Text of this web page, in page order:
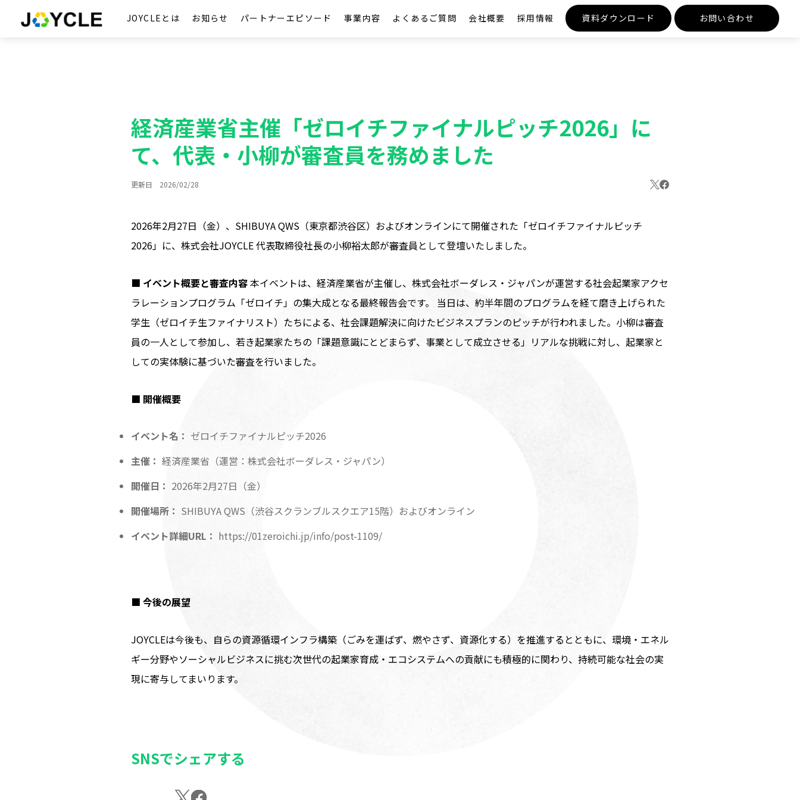
JOYCLEとは お知らせ パートナーエピソード 事業内容 よくあるご質問 会社概要 採用情報 資料ダウンロード お問い合わせ
経済産業省主催「ゼロイチファイナルピッチ2026」に
て、代表・小柳が審査員を務めました
更新日 2026/02/28
2026年2月27日（金）、SHIBUYA QWS（東京都渋谷区）およびオンラインにて開催された「ゼロイチファイナルピッチ
2026」に、株式会社JOYCLE 代表取締役社長の小柳裕太郎が審査員として登壇いたしました。
■ イベント概要と審査内容本イベントは、経済産業省が主催し、株式会社ボーダレス・ジャパンが運営する社会起業家アクセ
ラレーションプログラム「ゼロイチ」の集大成となる最終報告会です。 当日は、約半年間のプログラムを経て磨き上げられた
学生（ゼロイチ生ファイナリスト）たちによる、社会課題解決に向けたビジネスプランのピッチが行われました。小柳は審査
員の一人として参加し、若き起業家たちの「課題意識にとどまらず、事業として成立させる」リアルな挑戦に対し、起業家と
しての実体験に基づいた審査を行いました。
■ 開催概要
イベント名： ゼロイチファイナルピッチ2026
主催： 経済産業省（運営：株式会社ボーダレス・ジャパン）
開催日： 2026年2月27日（金）
開催場所： SHIBUYA QWS（渋谷スクランブルスクエア15階）およびオンライン
イベント詳細URL： https://01zeroichi.jp/info/post-1109/
■ 今後の展望
JOYCLEは今後も、自らの資源循環インフラ構築（ごみを運ばず、燃やさず、資源化する）を推進するとともに、環境・エネル
ギー分野やソーシャルビジネスに挑む次世代の起業家育成・エコシステムへの貢献にも積極的に関わり、持続可能な社会の実
現に寄与してまいります。
SNSでシェアする